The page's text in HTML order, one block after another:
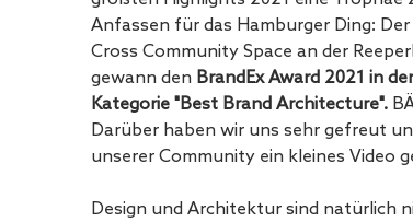
Anfassen für das Hamburger Ding:
Cross Community Space an der
gewann den BrandEx Award 2021 in
Kategorie "Best Brand Architecture".
Darüber haben wir uns sehr gefreut
unserer Community ein kleines Video
Design und Architektur sind natürlich